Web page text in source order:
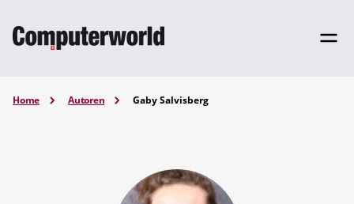
Home Autoren Gaby Salvisberg